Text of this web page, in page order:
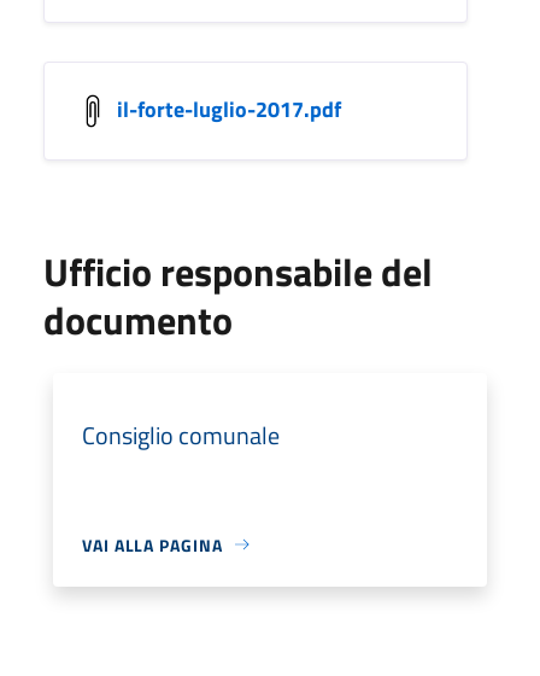
il-forte-luglio-2017.pdf
Ufficio responsabile del
documento
Consiglio comunale
VAI ALLA PAGINA